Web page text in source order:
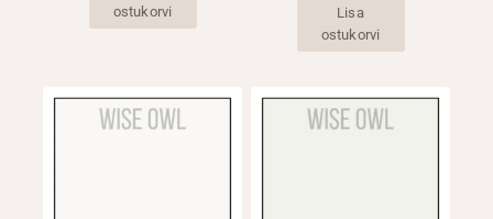
ostukorvi
Lisa
ostukorvi